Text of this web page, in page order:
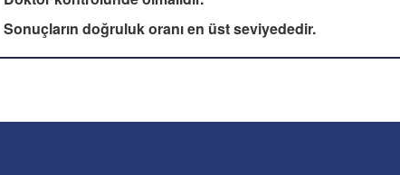
Sonuçların doğruluk oranı en üst seviyededir.